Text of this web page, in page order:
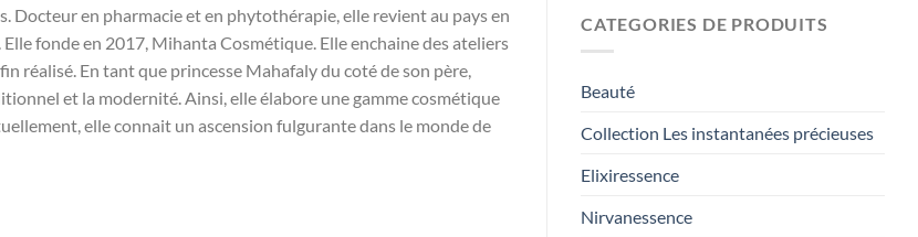
Docteur en pharmacie et en phytothérapie, elle revient au pays en
fonde en 2017, Mihanta Cosmétique. Elle enchaine des ateliers
réalisé. En tant que princesse Mahafaly du coté de son père,
et la modernité. Ainsi, elle élabore une gamme cosmétique
elle connait un ascension fulgurante dans le monde de
CATEGORIES DE PRODUITS
Beauté
Collection Les instantanées précieuses
Elixiressence
Nirvanessence